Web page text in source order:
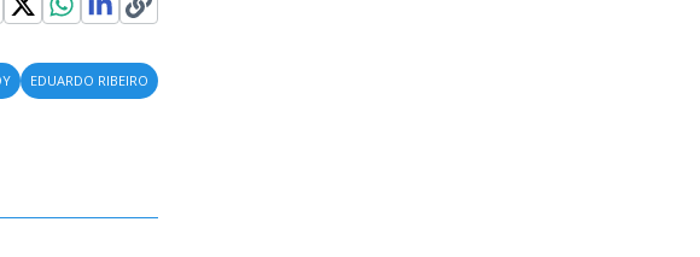
EDUARDO RIBEIRO